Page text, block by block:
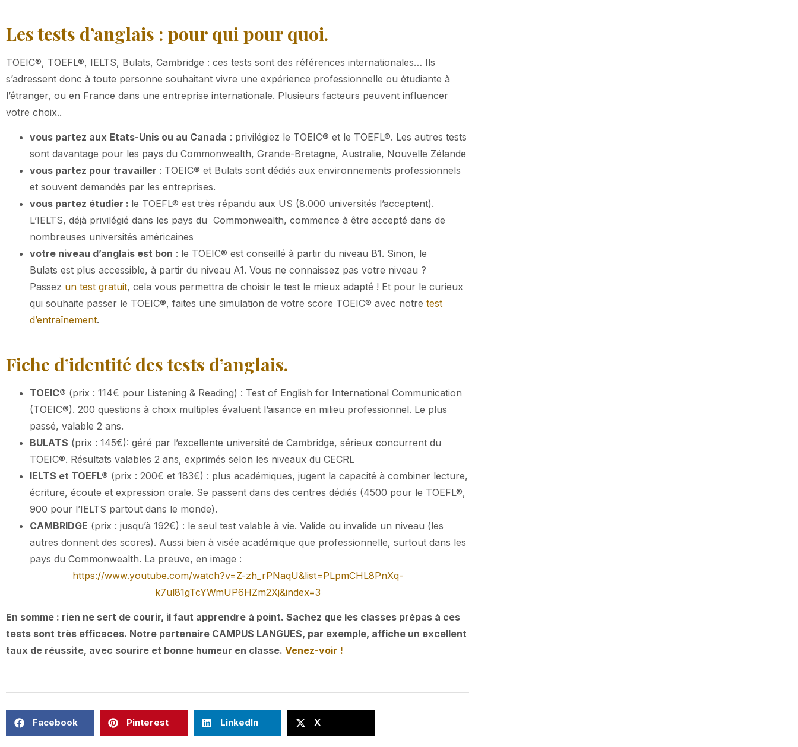
Les tests d’anglais : pour qui pour quoi.
TOEIC®, TOEFL®, IELTS, Bulats, Cambridge : ces tests sont des références internationales… Ils
s’adressent donc à toute personne souhaitant vivre une expérience professionnelle ou étudiante à
l’étranger, ou en France dans une entreprise internationale. Plusieurs facteurs peuvent influencer
votre choix..
vous partez aux Etats-Unis ou au Canada : privilégiez le TOEIC® et le TOEFL®. Les autres tests
sont davantage pour les pays du Commonwealth, Grande-Bretagne, Australie, Nouvelle Zélande
vous partez pour travailler : TOEIC® et Bulats sont dédiés aux environnements professionnels
et souvent demandés par les entreprises.
vous partez étudier : le TOEFL® est très répandu aux US (8.000 universités l’acceptent).
L’IELTS, déjà privilégié dans les pays du Commonwealth, commence à être accepté dans de
nombreuses universités américaines
votre niveau d’anglais est bon : le TOEIC® est conseillé à partir du niveau B1. Sinon, le
Bulats est plus accessible, à partir du niveau A1. Vous ne connaissez pas votre niveau ?
Passez un test gratuit, cela vous permettra de choisir le test le mieux adapté ! Et pour le curieux
qui souhaite passer le TOEIC®, faites une simulation de votre score TOEIC® avec notre test
d’entraînement.
Fiche d’identité des tests d’anglais.
TOEIC® (prix : 114€ pour Listening & Reading) : Test of English for International Communication
(TOEIC®). 200 questions à choix multiples évaluent l’aisance en milieu professionnel. Le plus
passé, valable 2 ans.
BULATS (prix : 145€): géré par l’excellente université de Cambridge, sérieux concurrent du
TOEIC®. Résultats valables 2 ans, exprimés selon les niveaux du CECRL
IELTS et TOEFL® (prix : 200€ et 183€) : plus académiques, jugent la capacité à combiner lecture,
écriture, écoute et expression orale. Se passent dans des centres dédiés (4500 pour le TOEFL®,
900 pour l’IELTS partout dans le monde).
CAMBRIDGE (prix : jusqu’à 192€) : le seul test valable à vie. Valide ou invalide un niveau (les
autres donnent des scores). Aussi bien à visée académique que professionnelle, surtout dans les
pays du Commonwealth. La preuve, en image :
https://www.youtube.com/watch?v=Z-zh_rPNaqU&list=PLpmCHL8PnXq-
k7ul81gTcYWmUP6HZm2Xj&index=3
En somme : rien ne sert de courir, il faut apprendre à point. Sachez que les classes prépas à ces
tests sont très efficaces. Notre partenaire CAMPUS LANGUES, par exemple, affiche un excellent
taux de réussite, avec sourire et bonne humeur en classe. Venez-voir !
Facebook Pinterest LinkedIn X